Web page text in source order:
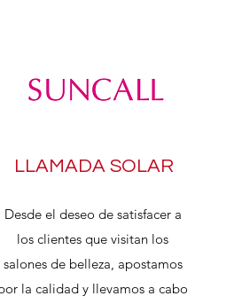
LLAMADA SOLAR
Desde el deseo de satisfacer a
los clientes que visitan los
salones de belleza, apostamos
la calidad y llevamos a cabo